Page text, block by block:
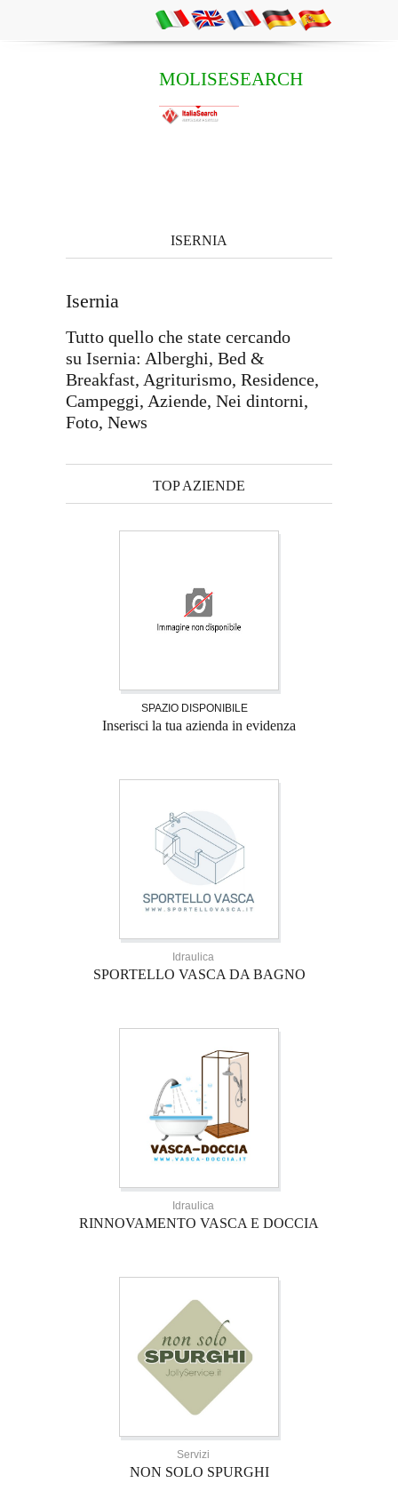
MOLISESEARCH
ISERNIA
Isernia
Tutto quello che state cercando
su Isernia: Alberghi, Bed &
Breakfast, Agriturismo, Residence,
Campeggi, Aziende, Nei dintorni,
Foto, News
TOP AZIENDE
SPAZIO DISPONIBILE
Inserisci la tua azienda in evidenza
Idraulica
SPORTELLO VASCA DA BAGNO
Idraulica
RINNOVAMENTO VASCA E DOCCIA
Servizi
NON SOLO SPURGHI